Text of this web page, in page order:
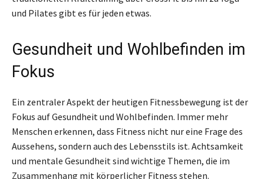
und Pilates gibt es für jeden etwas.
Gesundheit und Wohlbefinden im
Fokus
Ein zentraler Aspekt der heutigen Fitnessbewegung ist der
Fokus auf Gesundheit und Wohlbefinden. Immer mehr
Menschen erkennen, dass Fitness nicht nur eine Frage des
Aussehens, sondern auch des Lebensstils ist. Achtsamkeit
und mentale Gesundheit sind wichtige Themen, die im
Zusammenhang mit körperlicher Fitness stehen.